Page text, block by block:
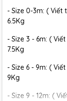
- Size 0-3m: ( Viết
6.5Kg
- Size 3 - 6m: (
7.5Kg
- Size 6 - 9m: (
9Kg
- Size 9 - 12m: (